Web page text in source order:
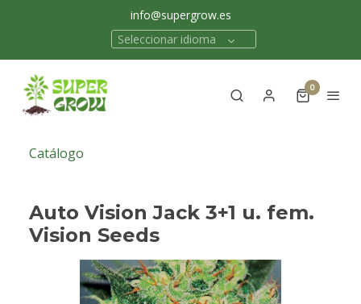
info@supergrow.es
Seleccionar idioma
0
Catálogo
Auto Vision Jack 3+1 u. fem.
Vision Seeds